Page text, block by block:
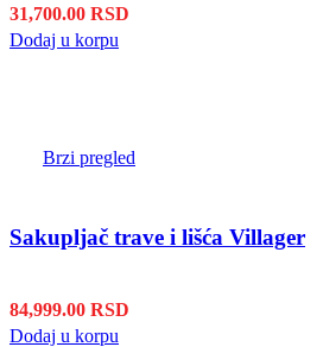
31,700.00 RSD
Dodaj u korpu
Brzi pregled
Sakupljač trave i lišća Villager
84,999.00 RSD
Dodaj u korpu